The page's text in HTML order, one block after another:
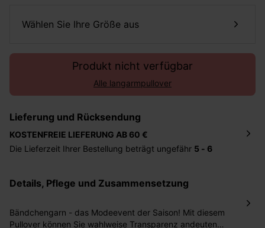
Wählen Sie Ihre Größe aus
Produkt nicht verfügbar
Alle langarmpullover
Lieferung und Rücksendung
KOSTENFREIE LIEFERUNG AB 60 €
Die Lieferzeit Ihrer Bestellung beträgt ungefähr 5 - 6
betragen 2,95 Euro bei einem Bestellwert von unter 60
Sie haben das Recht binnen30 Tagennach Erhalt der
Details, Pflege und Zusammensetzung
Bändchengarn - das Modeevent der Saison! Mit diesem
Pullover können Sie wahlweise Transparenz andeuten